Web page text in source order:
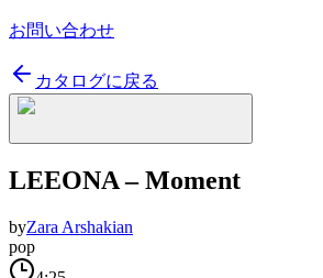
お問い合わせ
カタログに戻る
LEEONA – Moment
byZara Arshakian
pop